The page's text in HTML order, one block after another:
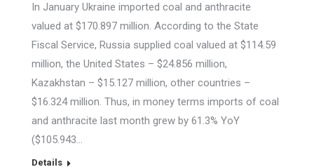
In January Ukraine imported coal and anthracite
valued at $170.897 million. According to the State
Fiscal Service, Russia supplied coal valued at $114.59
million, the United States – $24.856 million,
Kazakhstan – $15.127 million, other countries –
$16.324 million. Thus, in money terms imports of coal
and anthracite last month grew by 61.3% YoY
($105.943…
Details